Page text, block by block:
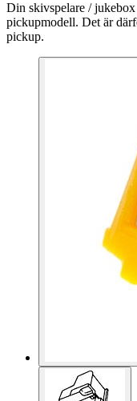
Din skivspelare / jukebox
pickupmodell. Det är
pickup.